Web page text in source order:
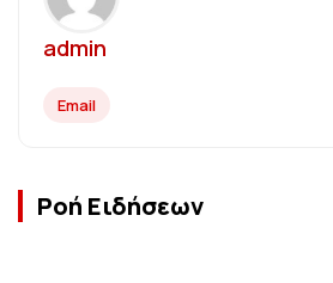
admin
Email
Ροή Ειδήσεων